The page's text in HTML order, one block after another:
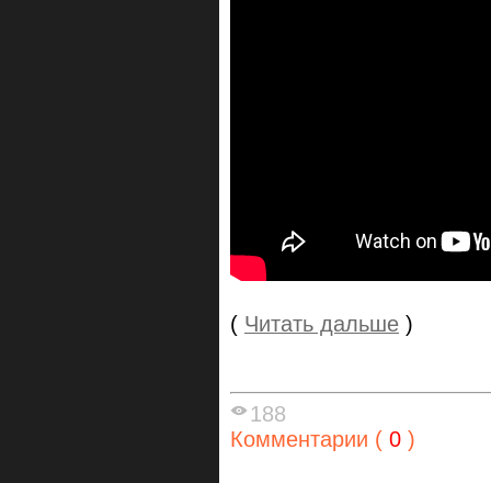
( Читать дальше )
188
Комментарии ( 0 )